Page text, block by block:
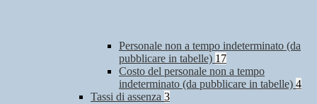
Personale non a tempo indeterminato (da
pubblicare in tabelle) 17
Costo del personale non a tempo
indeterminato (da pubblicare in tabelle) 4
Tassi di assenza 3